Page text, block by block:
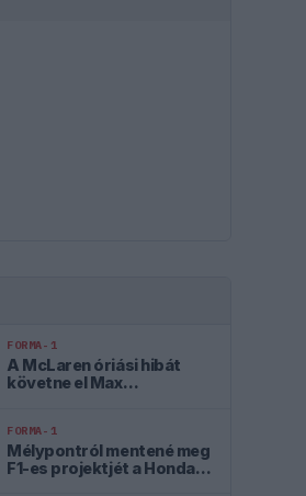
FORMA-1
A McLaren óriási hibát
követne el Max
FORMA-1
Mélypontról mentené meg
F1-es projektjét a Honda a